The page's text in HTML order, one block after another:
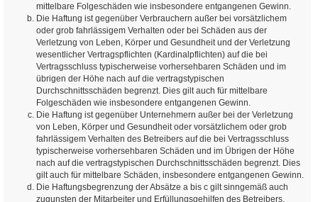
mittelbare Folgeschäden wie insbesondere entgangenen Gewinn.
Die Haftung ist gegenüber Verbrauchern außer bei vorsätzlichem
oder grob fahrlässigem Verhalten oder bei Schäden aus der
Verletzung von Leben, Körper und Gesundheit und der Verletzung
wesentlicher Vertragspflichten (Kardinalpflichten) auf die bei
Vertragsschluss typischerweise vorhersehbaren Schäden und im
übrigen der Höhe nach auf die vertragstypischen
Durchschnittsschäden begrenzt. Dies gilt auch für mittelbare
Folgeschäden wie insbesondere entgangenen Gewinn.
Die Haftung ist gegenüber Unternehmern außer bei der Verletzung
von Leben, Körper und Gesundheit oder vorsätzlichem oder grob
fahrlässigem Verhalten des Betreibers auf die bei Vertragsschluss
typischerweise vorhersehbaren Schäden und im Übrigen der Höhe
nach auf die vertragstypischen Durchschnittsschäden begrenzt. Dies
gilt auch für mittelbare Schäden, insbesondere entgangenen Gewinn.
Die Haftungsbegrenzung der Absätze a bis c gilt sinngemäß auch
zugunsten der Mitarbeiter und Erfüllungsgehilfen des Betreibers.